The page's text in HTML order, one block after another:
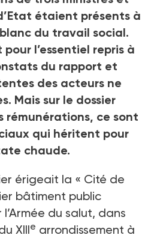
étaient présents à
du travail social.
l’essentiel repris à
du rapport et
des acteurs ne
Mais sur le dossier
rémunérations, ce sont
qui héritent pour
chaude.
érigeait la « Cité de
bâtiment public
du salut, dans
XIIIe arrondissement à